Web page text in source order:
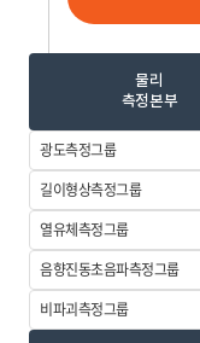
물리
측정본부
광도측정그룹
길이형상측정그룹
열유체측정그룹
음향진동초음파측정그룹
비파괴측정그룹